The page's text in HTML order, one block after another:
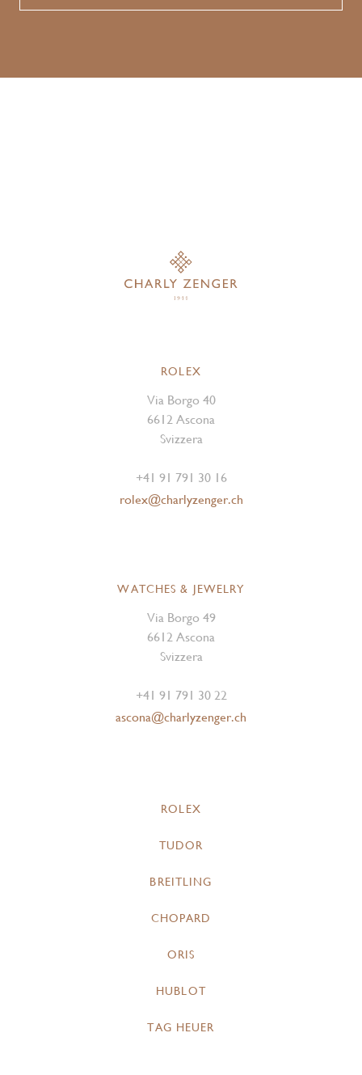
ROLEX
Via Borgo 40
6612 Ascona
Svizzera
+41 91 791 30 16
rolex@charlyzenger.ch
WATCHES & JEWELRY
Via Borgo 49
6612 Ascona
Svizzera
+41 91 791 30 22
ascona@charlyzenger.ch
ROLEX
TUDOR
BREITLING
CHOPARD
ORIS
HUBLOT
TAG HEUER